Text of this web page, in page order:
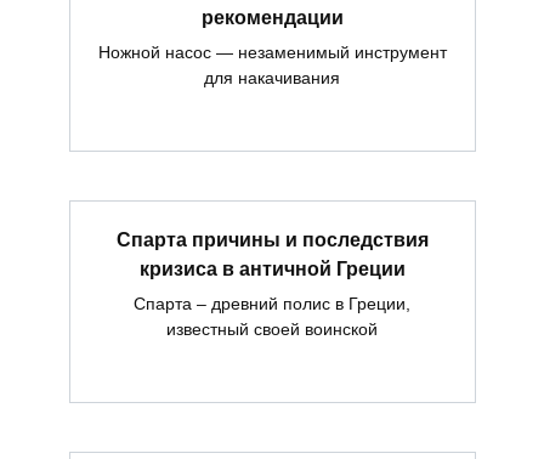
рекомендации
Ножной насос — незаменимый инструмент
для накачивания
Спарта причины и последствия
кризиса в античной Греции
Спарта – древний полис в Греции,
известный своей воинской